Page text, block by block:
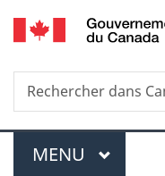
Recherche
Rechercher
dans
Menu
MENU PRINCIPAL